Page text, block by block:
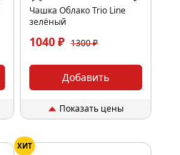
Чашка Облако Trio Line
зелёный
1040 ₽ 1300 ₽
Добавить
Показать цены
ХИТ